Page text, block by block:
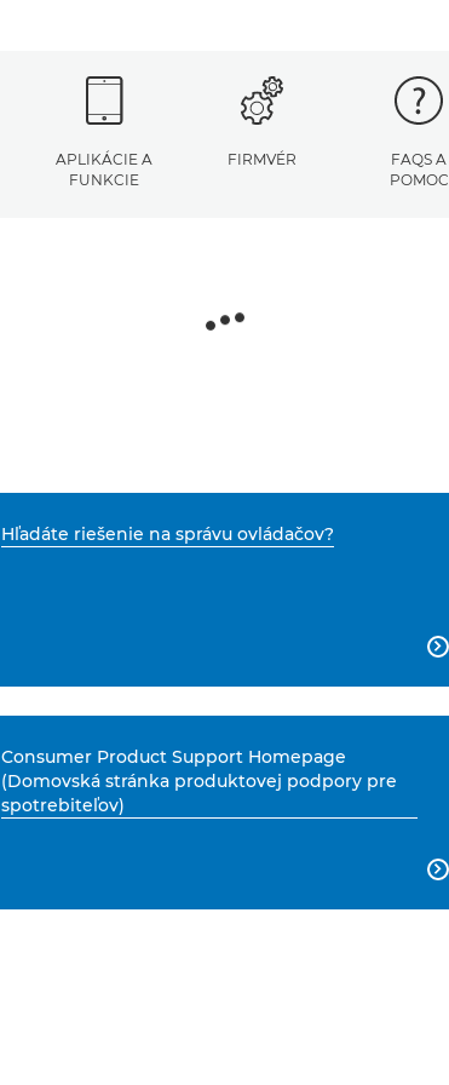
APLIKÁCIE A
FUNKCIE
FIRMVÉR
FAQS A
POMOC
Hľadáte riešenie na správu ovládačov?

Consumer Product Support Homepage
(Domovská stránka produktovej podpory pre
spotrebiteľov)
